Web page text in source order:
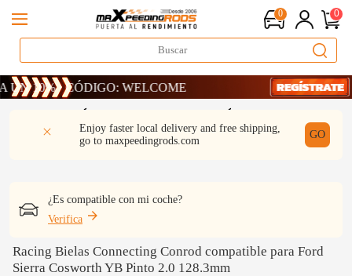
0 0
· CÓDIGO: WELCOME
· CÓDIGO: WELCOME
· CÓDIGO: WELCOME
Enjoy faster local delivery and free shipping,
go to maxpeedingrods.com
GO
¿Es compatible con mi coche?
Verifica
DESCRIPCIÓN REVISIÓN
Racing Bielas Connecting Conrod compatible para Ford
Sierra Cosworth YB Pinto 2.0 128.3mm